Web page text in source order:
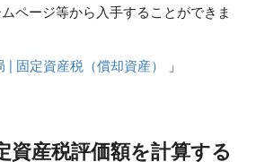
ページ等から入手することができま
| 固定資産税（償却資産） 」
資産税評価額を計算する